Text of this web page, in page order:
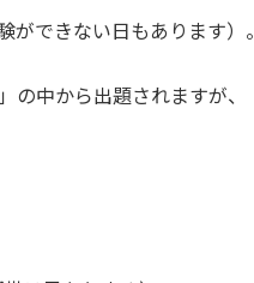
できない日もあります）。
中から出題されますが、